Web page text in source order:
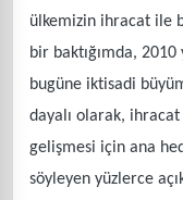
ülkemizin ihracat ile
bir baktığımda,
bugüne iktisadi
dayalı olarak,
gelişmesi için ana
söyleyen yüzlerce